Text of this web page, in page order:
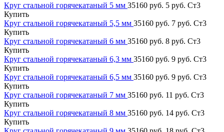
Круг стальной горячекатаный 5 мм 35160 руб. 5 руб. Ст3
Купить
Круг стальной горячекатаный 5,5 мм 35160 руб. 7 руб. Ст3
Купить
Круг стальной горячекатаный 6 мм 35160 руб. 8 руб. Ст3
Купить
Круг стальной горячекатаный 6,3 мм 35160 руб. 9 руб. Ст3
Купить
Круг стальной горячекатаный 6,5 мм 35160 руб. 9 руб. Ст3
Купить
Круг стальной горячекатаный 7 мм 35160 руб. 11 руб. Ст3
Купить
Круг стальной горячекатаный 8 мм 35160 руб. 14 руб. Ст3
Купить